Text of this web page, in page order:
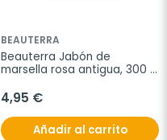
BEAUTERRA
Beauterra Jabón de
marsella rosa antigua, 300
4,95 €
Añadir al carrito